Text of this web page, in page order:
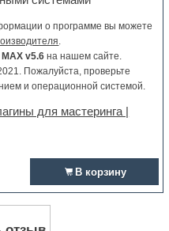
о программе вы можете
.
MAX v5.6 на нашем сайте.
Пожалуйста, проверьте
и операционной системой.
для мастеринга |
В корзину